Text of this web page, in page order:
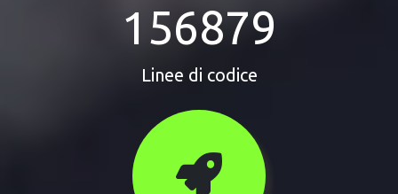
156879
Linee di codice